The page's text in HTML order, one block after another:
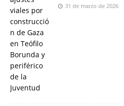
31 de marzo de 2026